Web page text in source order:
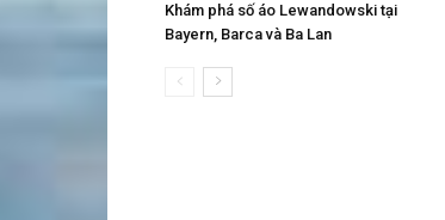
Khám phá số áo Lewandowski tại
Bayern, Barca và Ba Lan